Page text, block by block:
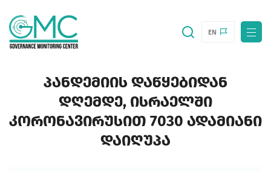
EN
ᲞᲐᲜᲓᲔᲛᲘᲘᲡ ᲓᲐᲬᲧᲔᲑᲘᲓᲐᲜ
ᲓᲦᲔᲛᲓᲔ, ᲘᲡᲠᲐᲔᲚᲨᲘ
ᲙᲝᲠᲝᲜᲐᲕᲘᲠᲣᲡᲘᲗ 7030 ᲐᲓᲐᲛᲘᲐᲜᲘ
ᲓᲐᲘᲦᲣᲞᲐ